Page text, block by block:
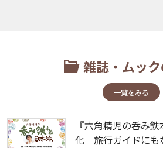
雑誌・ムッ
一覧をみる
『六角精児の呑み
化 旅行ガイドにも